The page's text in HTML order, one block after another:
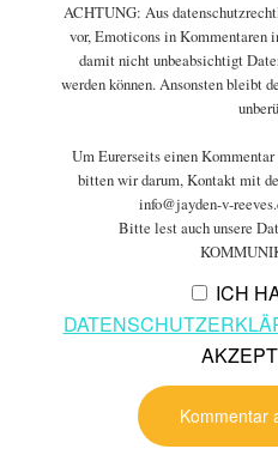
ACHTUNG: Aus
vor, Emoticons in Kommentaren
damit nicht unbeabsichtigt
werden können. Ansonsten bleibt
Um Eurerseits einen
bitten wir darum, Kontakt mit
info@jayden-v-
Bitte lest auch unsere
ICH